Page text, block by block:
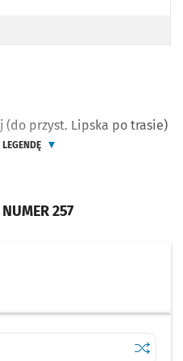
257
Sprawdź
Oporów
(DO PRZYST. LIPSKA PO TRASIE)
(do przyst. Lipska po trasie)